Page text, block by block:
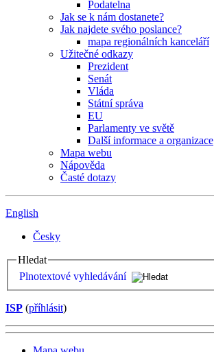
Podatelna
Jak se k nám dostanete?
Jak najdete svého poslance?
mapa regionálních kanceláří
Užitečné odkazy
Prezident
Senát
Vláda
Státní správa
EU
Parlamenty ve světě
Další informace a organizace
Mapa webu
Nápověda
Časté dotazy
English
Česky
Hledat
Plnotextové vyhledávání
ISP (příhlásit)